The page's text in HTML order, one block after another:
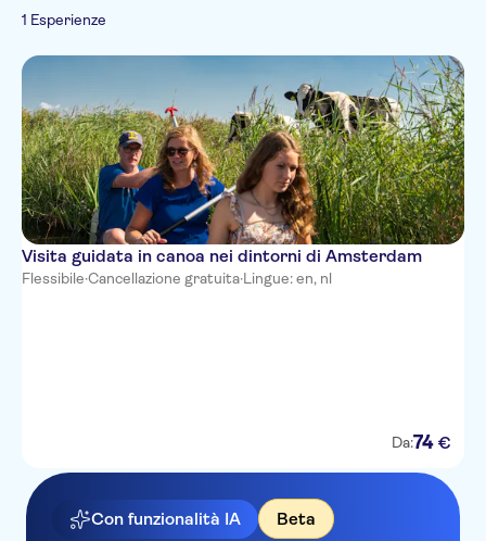
1 Esperienze
Visita guidata in canoa nei dintorni di Amsterdam
Flessibile·Cancellazione gratuita·Lingue: en, nl
Da:74 €
Con funzionalità IA Beta